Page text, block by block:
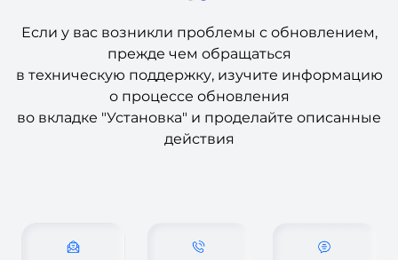
Если у вас возникли проблемы с обновлением,
прежде чем обращаться
в техническую поддержку, изучите информацию
о процессе обновления
во вкладке "Установка" и проделайте описанные
действия